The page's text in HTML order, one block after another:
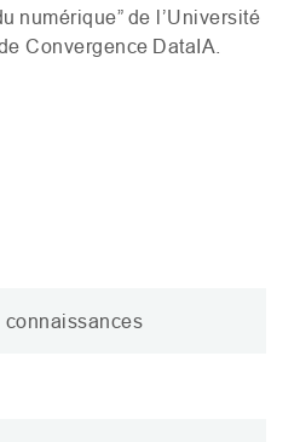
numérique” de l’Université
Convergence DataIA